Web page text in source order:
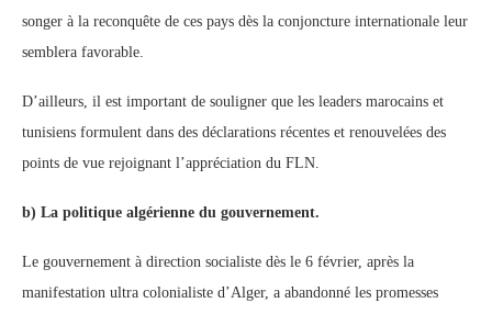
songer à la reconquête de ces pays dès la conjoncture internationale leur
semblera favorable.
D’ailleurs, il est important de souligner que les leaders marocains et
tunisiens formulent dans des déclarations récentes et renouvelées des
points de vue rejoignant l’appréciation du FLN.
b) La politique algérienne du gouvernement.
Le gouvernement à direction socialiste dès le 6 février, après la
manifestation ultra colonialiste d’Alger, a abandonné les promesses